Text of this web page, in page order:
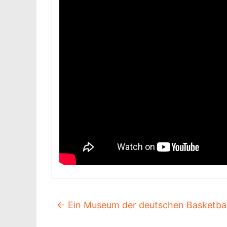
← Ein Museum der deutschen